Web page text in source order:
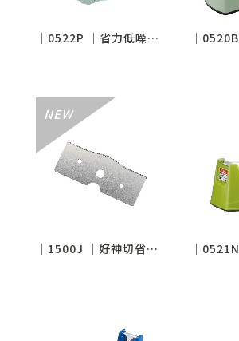
│0522P │省力低噪封箱切台
│1500J │好神切省力平切膠帶台專用替刃